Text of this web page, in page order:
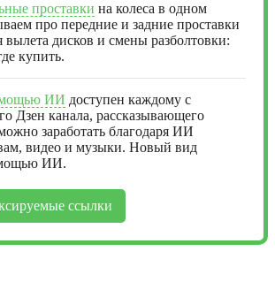
проставки на колеса в одном
про передние и задние проставки
вылета дисков и смены разболтовки:
купить.
ИИ доступен каждому с
Дзен канала, рассказывающего
заработать благодаря ИИ
видео и музыки. Новый вид
ИИ.
ссылки